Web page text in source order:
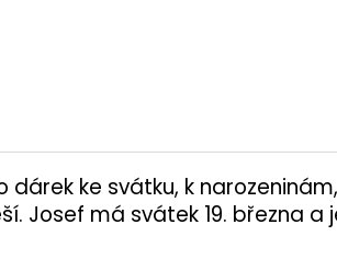
dárek ke svátku, k
Josef má svátek 19. března